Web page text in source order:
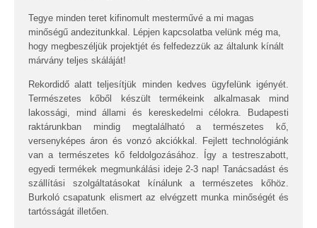
Tegye minden teret kifinomult mesterművé a mi magas
minőségű andezitunkkal. Lépjen kapcsolatba velünk még ma,
hogy megbeszéljük projektjét és felfedezzük az általunk kínált
márvány teljes skáláját!
Rekordidő alatt teljesítjük minden kedves ügyfelünk igényét.
Természetes kőből készült termékeink alkalmasak mind
lakossági, mind állami és kereskedelmi célokra. Budapesti
raktárunkban mindig megtalálható a természetes kő,
versenyképes áron és vonzó akciókkal. Fejlett technológiánk
van a természetes kő feldolgozásához. Így a testreszabott,
egyedi termékek megmunkálási ideje 2-3 nap! Tanácsadást és
szállítási szolgáltatásokat kínálunk a természetes kőhöz.
Burkoló csapatunk elismert az elvégzett munka minőségét és
tartósságát illetően.